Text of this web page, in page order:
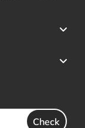
Check